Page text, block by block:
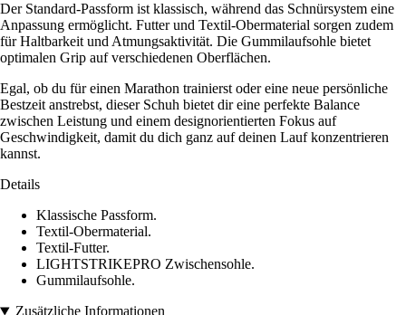
Der Standard-Passform ist klassisch, während das Schnürsystem eine
Anpassung ermöglicht. Futter und Textil-Obermaterial sorgen zudem
für Haltbarkeit und Atmungsaktivität. Die Gummilaufsohle bietet
optimalen Grip auf verschiedenen Oberflächen.
Egal, ob du für einen Marathon trainierst oder eine neue persönliche
Bestzeit anstrebst, dieser Schuh bietet dir eine perfekte Balance
zwischen Leistung und einem designorientierten Fokus auf
Geschwindigkeit, damit du dich ganz auf deinen Lauf konzentrieren
kannst.
Details
Klassische Passform.
Textil-Obermaterial.
Textil-Futter.
LIGHTSTRIKEPRO Zwischensohle.
Gummilaufsohle.
Zusätzliche Informationen